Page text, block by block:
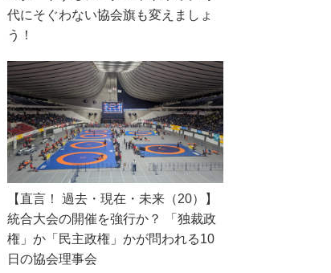
代にそぐわない協会旗も変えましょ
う！
【直言！ 過去・現在・未来（20）】
統合大会の開催を強行か？ 「独裁政
権」か「民主政権」かが問われる10
日の協会理事会